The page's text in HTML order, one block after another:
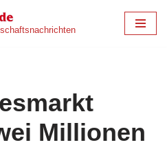
Millionen